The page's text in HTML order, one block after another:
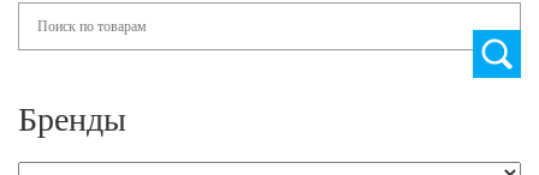
Бренды